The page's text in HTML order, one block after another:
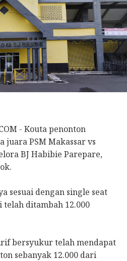
- Kouta penonton
juara PSM Makassar vs
BJ Habibie Parepare,
sesuai dengan single seat
telah ditambah 12.000
bersyukur telah mendapat
sebanyak 12.000 dari